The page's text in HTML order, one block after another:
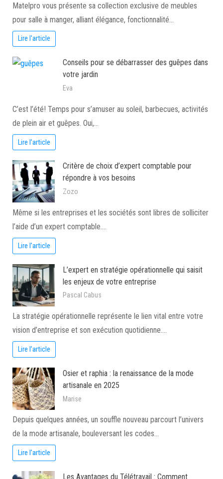
Matelpro vous présente sa collection exclusive de meubles
pour salle à manger, alliant élégance, fonctionnalité…
Lire l'article
Conseils pour se débarrasser des guêpes dans
votre jardin
Eva
C’est l’été! Temps pour s’amuser au soleil, barbecues, activités
de plein air et guêpes. Oui,…
Lire l'article
Critère de choix d’expert comptable pour
répondre à vos besoins
Zozo
Même si les entreprises et les sociétés sont libres de solliciter
l’aide d’un expert comptable.…
Lire l'article
L’expert en stratégie opérationnelle qui saisit
les enjeux de votre entreprise
Pascal Cabus
La stratégie opérationnelle représente le lien vital entre votre
vision d’entreprise et son exécution quotidienne.…
Lire l'article
Osier et raphia : la renaissance de la mode
artisanale en 2025
Marise
Depuis quelques années, un souffle nouveau parcourt l’univers
de la mode artisanale, bouleversant les codes…
Lire l'article
Les Avantages du Télétravail : Comment